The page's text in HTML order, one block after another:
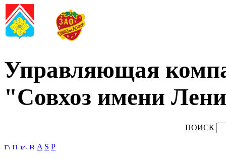
Управляющая
"Совхоз имени
ПОИСК
A S P